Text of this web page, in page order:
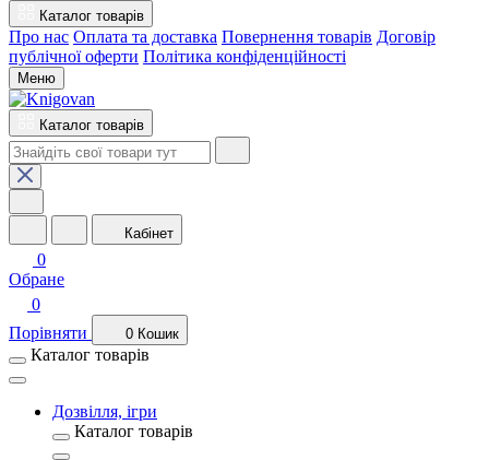
Каталог товарів
Про нас Оплата та доставка Повернення товарів Договір
публічної оферти Політика конфіденційності
Меню
Каталог товарів
Кабінет
0
Обране
0
Порівняти
0 Кошик
Каталог товарів
Дозвілля, ігри
Каталог товарів